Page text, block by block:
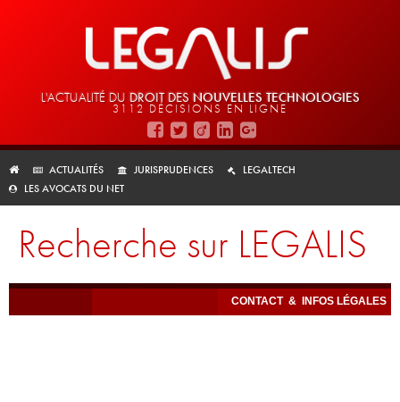
L'ACTUALITÉ DU DROIT DES NOUVELLES TECHNOLOGIES
3112 DÉCISIONS EN LIGNE
ACTUALITÉS JURISPRUDENCES
LEGALTECH
LES AVOCATS DU NET
Recherche sur LEGALIS
CONTACT & INFOS LÉGALES